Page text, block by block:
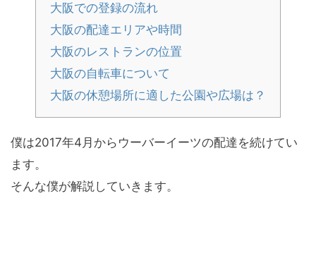
大阪での登録の流れ
大阪の配達エリアや時間
大阪のレストランの位置
大阪の自転車について
大阪の休憩場所に適した公園や広場は？
僕は2017年4月からウーバーイーツの配達を続けてい
ます。
そんな僕が解説していきます。